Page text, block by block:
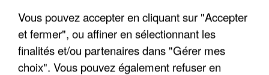
Vous pouvez accepter en cliquant sur "Accepter
et fermer", ou affiner en sélectionnant les
finalités et/ou partenaires dans "Gérer mes
choix". Vous pouvez également refuser en